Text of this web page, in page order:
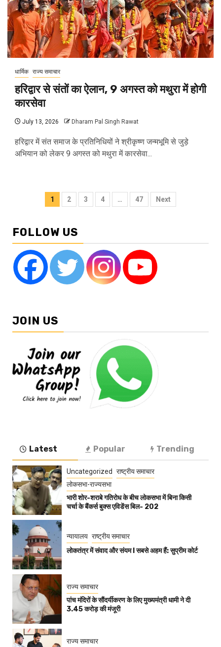
धार्मिक राज्य समाचार
हरिद्वार से संतों का ऐलान, 9 अगस्त को मथुरा में होगी
कारसेवा
July 13, 2026 Dharam Pal Singh Rawat
हरिद्वार में संत समाज के प्रतिनिधियों ने श्रीकृष्ण जन्मभूमि से जुड़े
अभियान को लेकर 9 अगस्त को मथुरा में कारसेवा...
Posts
1 2 3 4 … 47 Next
FOLLOW US
JOIN US
Latest Popular Trending
Uncategorized
राष्ट्रीय समाचार
लोकसभा-राज्यसभा
भारी शोर-शराबे गतिरोध के बीच लोकसभा में बिना किसी
चर्चा के बैंकर्स बुक्स एविडेंस बिल- 202
न्यायालय राष्ट्रीय समाचार
लोकतंत्र में संवाद और संयम l सबसे अहम हैं: सुप्रीम कोर्ट
राज्य समाचार
पांच मंदिरों के सौंदर्यीकरण के लिए मुख्यमंत्री धामी ने दी
₹3.45 करोड़ की मंजूरी
राज्य समाचार